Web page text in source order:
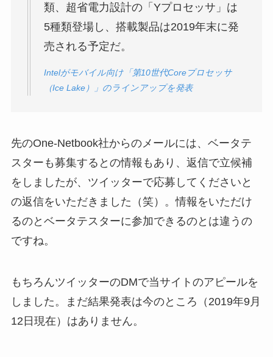
類、超省電力設計の「Yプロセッサ」は
5種類登場し、搭載製品は2019年末に発
売される予定だ。
Intelがモバイル向け「第10世代Coreプロセッサ
（Ice Lake）」のラインアップを発表
先のOne-Netbook社からのメールには、ベータテ
スターも募集するとの情報もあり、返信で立候補
をしましたが、ツイッターで応募してくださいと
の返信をいただきました（笑）。情報をいただけ
るのとベータテスターに参加できるのとは違うの
ですね。
もちろんツイッターのDMで当サイトのアピールを
しました。まだ結果発表は今のところ（2019年9月
12日現在）はありません。